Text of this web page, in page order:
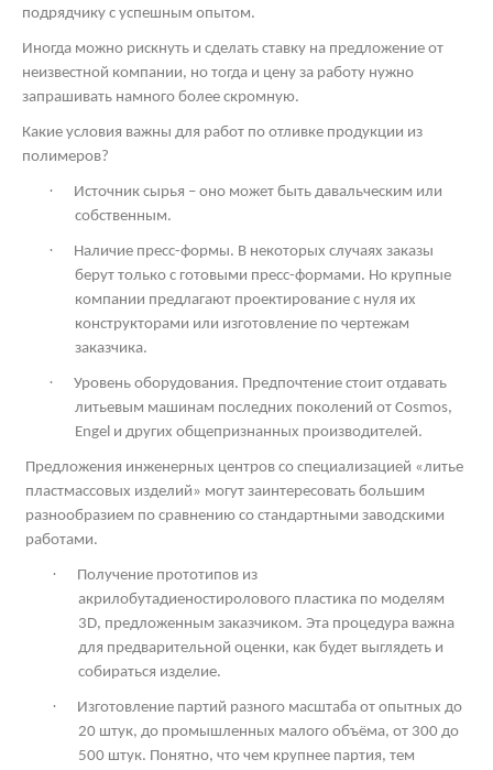
подрядчику с успешным опытом.
Иногда можно рискнуть и сделать ставку на предложение от
неизвестной компании, но тогда и цену за работу нужно
запрашивать намного более скромную.
Какие условия важны для работ по отливке продукции из
полимеров?
·
Источник сырья – оно может быть давальческим или
собственным.
·
Наличие пресс-формы. В некоторых случаях заказы
берут только с готовыми пресс-формами. Но крупные
компании предлагают проектирование с нуля их
конструкторами или изготовление по чертежам
заказчика.
·
Уровень оборудования. Предпочтение стоит отдавать
литьевым машинам последних поколений от Cosmos,
Engel и других общепризнанных производителей.
Предложения инженерных центров со специализацией «литье
пластмассовых изделий» могут заинтересовать большим
разнообразием по сравнению со стандартными заводскими
работами.
·
Получение прототипов из
акрилобутадиеностиролового пластика по моделям
3D, предложенным заказчиком. Эта процедура важна
для предварительной оценки, как будет выглядеть и
собираться изделие.
·
Изготовление партий разного масштаба от опытных до
20 штук, до промышленных малого объёма, от 300 до
500 штук. Понятно, что чем крупнее партия, тем